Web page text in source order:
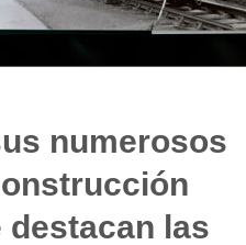
numerosos
destacan las